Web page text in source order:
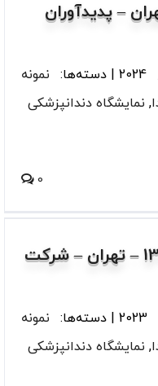
اکسیدا 1403 – تهران – پدیدآوران
دسته‌ها: نمونه
, نمایشگاه دندانپزشکی
0
کنگره پروستودونتیست 1398 – تهران – شرکت
دسته‌ها: نمونه
, نمایشگاه دندانپزشکی